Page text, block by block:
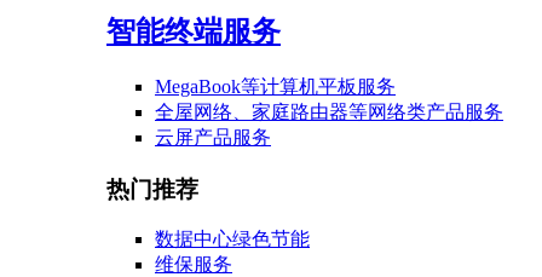
智能终端服务
MegaBook等计算机平板服务
全屋网络、家庭路由器等网络类产品服务
云屏产品服务
热门推荐
数据中心绿色节能
维保服务